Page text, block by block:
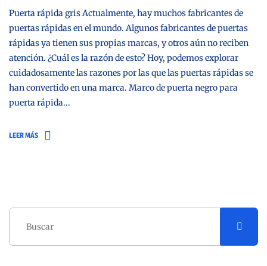
Puerta rápida gris Actualmente, hay muchos fabricantes de
puertas rápidas en el mundo. Algunos fabricantes de puertas
rápidas ya tienen sus propias marcas, y otros aún no reciben
atención. ¿Cuál es la razón de esto? Hoy, podemos explorar
cuidadosamente las razones por las que las puertas rápidas se
han convertido en una marca. Marco de puerta negro para
puerta rápida...
LEER MÁS